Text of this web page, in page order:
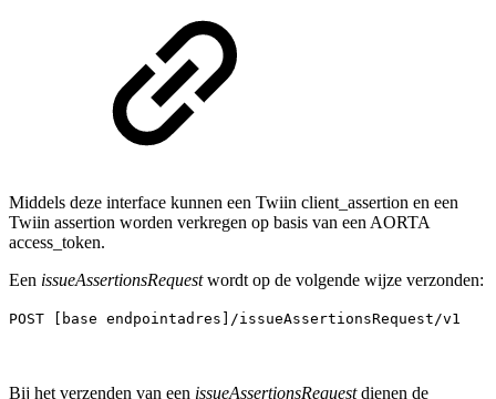
Middels deze interface kunnen een Twiin client_assertion en een
Twiin assertion worden verkregen op basis van een AORTA
access_token.
Een issueAssertionsRequestwordt op de volgende wijze verzonden:
POST [base endpointadres]/issueAssertionsRequest/v1
Bij het verzenden van een issueAssertionsRequestdienen de